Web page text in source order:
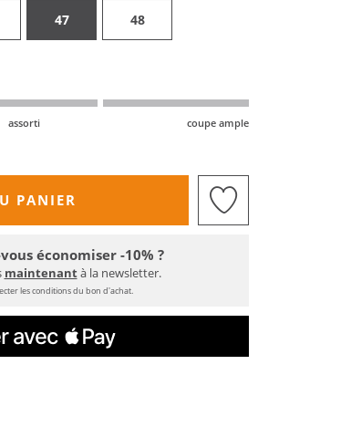
47 48
assorti coupe ample
PANIER
économiser -10% ?
maintenantà la newsletter.
les conditions du bon d'achat.